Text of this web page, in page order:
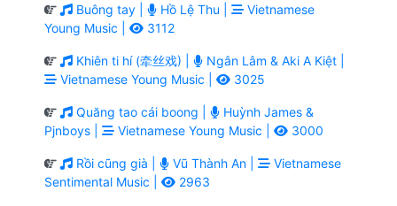
Buông tay | Hồ Lệ Thu |
Vietnamese
Young Music |
3112
Khiên ti hí (牵丝戏) |
Ngân Lâm & Aki A Kiệt |
Vietnamese Young Music |
3025
Quăng tao cái boong |
Huỳnh James &
Pjnboys |
Vietnamese Young Music | 3000
Rồi cũng già | Vũ Thành An |
Vietnamese
Sentimental Music |
2963